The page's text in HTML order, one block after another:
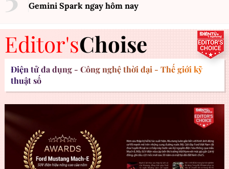
Gemini Spark ngay hôm nay
Editor'sChoise
Điện tử đa dụng - Công nghệ thời đại - Thế giới kỹ
thuật số